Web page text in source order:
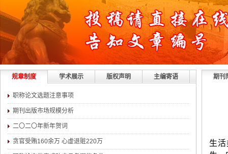
规章制度 学术展示 版权声明 主编寄语
职称论文选题注意事项
期刊出版市场规模分析
二〇二〇年新年贺词
贪官受贿160余万 心虚退赃220万
期刊
生